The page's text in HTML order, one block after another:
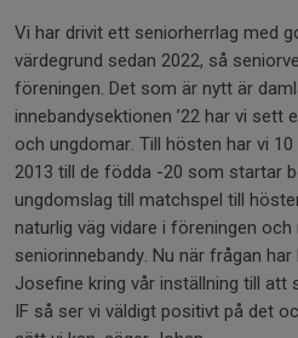
Vi har drivit ett senior­herrlag med
värdegrund sedan 2022, så
föreningen. Det som är nytt är
innebandysektionen ’22 har vi sett
och ungdomar. Till hösten har vi
2013 till de födda -20 som startar
ungdomslag till matchspel till
naturlig väg vidare i föreningen och
seniorinnebandy. Nu när frågan
Josefine kring vår inställning till
IF så ser vi väldigt positivt på det